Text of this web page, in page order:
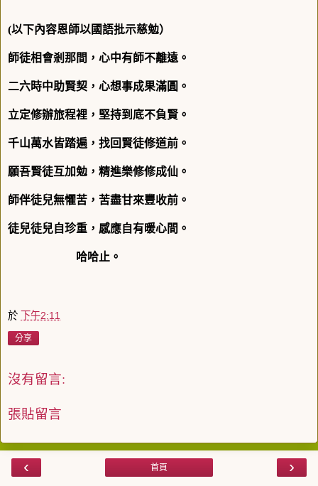
(以下內容恩師以國語批示慈勉）
師徒相會剎那間，心中有師不離遠。
二六時中助賢契，心想事成果滿圓。
立定修辦旅程裡，堅持到底不負賢。
千山萬水皆踏遍，找回賢徒修道前。
願吾賢徒互加勉，精進樂修修成仙。
師伴徒兒無懼苦，苦盡甘來豐收前。
徒兒徒兒自珍重，感應自有暖心間。
哈哈止。
於 下午2:11
分享
沒有留言:
張貼留言
‹ ›
首頁